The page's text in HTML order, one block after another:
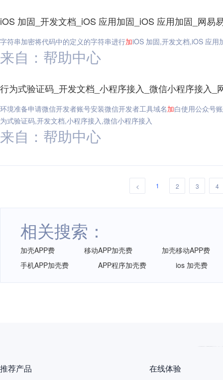
iOS 加固_开发文档_iOS 应用加固_iOS 应用加固_网易
字符串加密将代码中的定义的字符串进行加iOS 加固,开发文档,iOS 应用
来自：帮助中心
行为式验证码_开发文档_小程序接入_微信小程序接入_
环境准备申请微信开发者账号安装微信开发者工具域名加白使用公众号
为式验证码,开发文档,小程序接入,微信小程序接入
来自：帮助中心
< 1 2 3 4
相关搜索：
加壳APP费 移动APP加壳费
加壳移动APP费
手机APP加壳费
APP程序加壳费 ios 加壳费
推荐产品 在线体验